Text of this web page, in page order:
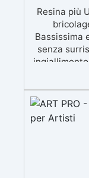
Resina più
Bassissima
senza
meccanica.
BPA/